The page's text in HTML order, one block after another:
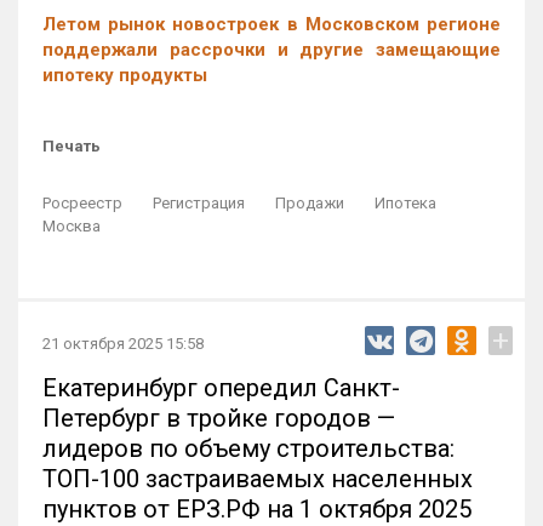
Летом рынок новостроек в Московском регионе
поддержали рассрочки и другие замещающие
ипотеку продукты
Печать
Росреестр Регистрация Продажи
Ипотека
Москва
21 октября 2025 15:58 +
Екатеринбург опередил Санкт-
Петербург в тройке городов —
лидеров по объему строительства:
ТОП-100 застраиваемых населенных
пунктов от ЕРЗ.РФ на 1 октября 2025